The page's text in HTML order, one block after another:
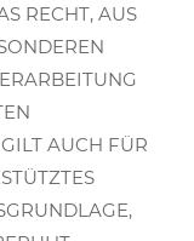
RECHT, AUS
AUCH FÜR